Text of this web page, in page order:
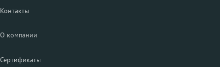
Контакты
О компании
Сертификаты